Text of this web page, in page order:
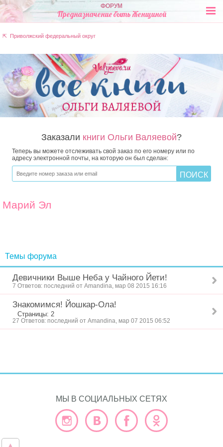
ФОРУМ
Предназначение быть Женщиной
⇱ Приволжский федеральный округ
Заказали книги Ольги Валяевой?
Теперь вы можете отслеживать свой заказ по его номеру или по
адресу электронной почты, на которую он был сделан:
Марий Эл
Темы форума
Девичники Выше Неба у Чайного Йети!
7 Ответов: последний от Amandina, мар 08 2015 16:16
Знакомимся! Йошкар-Ола!
Страницы: 2
27 Ответов: последний от Amandina, мар 07 2015 06:52
МЫ В СОЦИАЛЬНЫХ СЕТЯХ
▲